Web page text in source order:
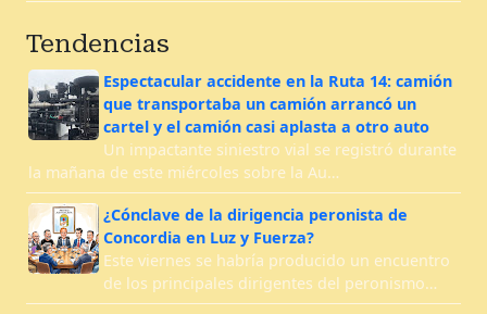
Tendencias
Espectacular accidente en la Ruta 14: camión
que transportaba un camión arrancó un
cartel y el camión casi aplasta a otro auto
Un impactante siniestro vial se registró durante
la mañana de este miércoles sobre la Au…
¿Cónclave de la dirigencia peronista de
Concordia en Luz y Fuerza?
Este viernes se habría producido un encuentro
de los principales dirigentes del peronismo…